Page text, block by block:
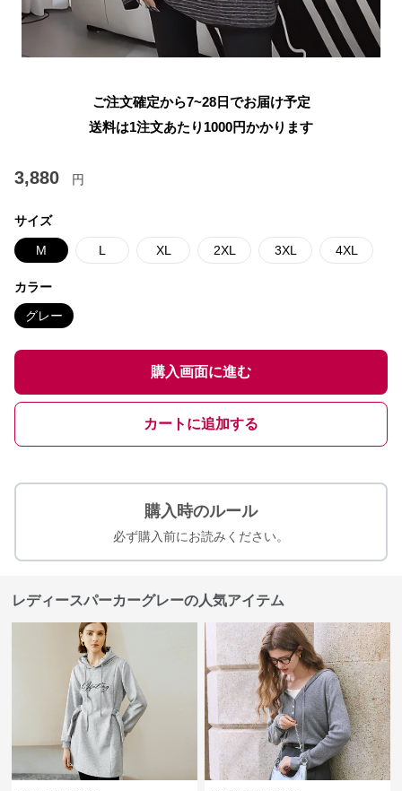
ご注文確定から7~28日でお届け予定
送料は1注文あたり 1000円かかります
3,880 円
サイズ
M L XL 2XL 3XL 4XL
カラー
グレー
購入画面に進む
カートに追加する
購入時のルール
必ず購入前にお読みください。
レディースパーカーグレーの人気アイテム